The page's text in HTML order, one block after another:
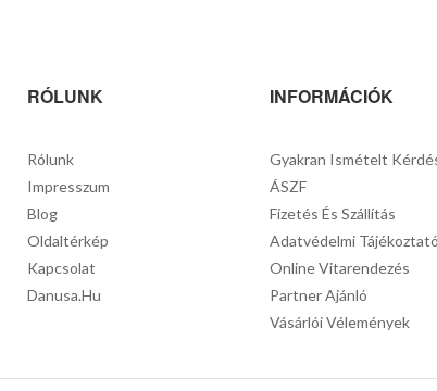
RÓLUNK
Rólunk
Impresszum
Blog
Oldaltérkép
Kapcsolat
Danusa.hu
INFORMÁCIÓK
Gyakran Ismételt
ÁSZF
Fizetés És Szállítás
Adatvédelmi Tájékoztató
Online Vitarendezés
Partner Ajánló
Vásárlói Vélemények